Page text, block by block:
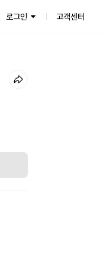
로그인 고객센터